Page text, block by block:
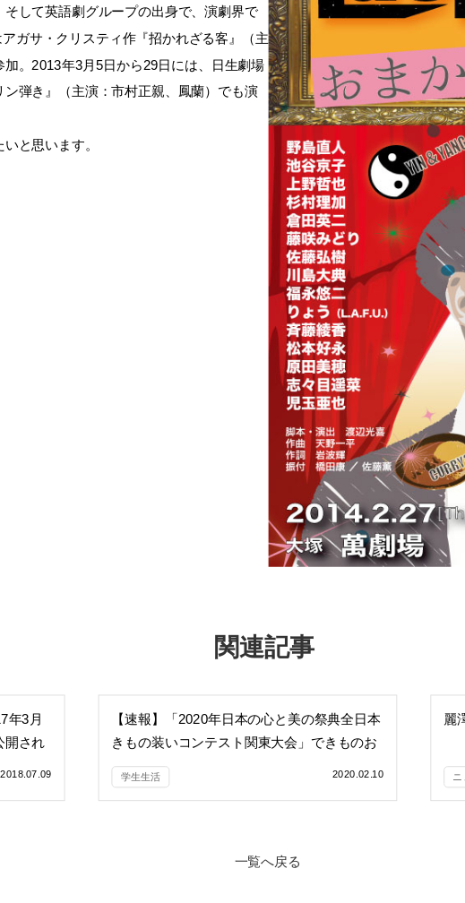
して英語劇グループの出身で、演劇界で
ガサ・クリスティ作『招かれざる客』（主
。2013年3月5日から29日には、日生劇場
弾き』（主演：市村正親、鳳蘭）でも演
と思います。
関連記事
年3月
開され
2018.07.09
【速報】「2020年日本の心と美の祭典全日本
きもの装いコンテスト関東大会」できものお
作法の会が準優勝
学生生活 2020.02.10
麗
ニ
一覧へ戻る